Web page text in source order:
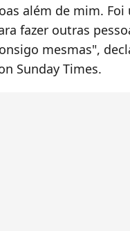
além de mim. Foi
fazer outras
mesmas",
Sunday Times.